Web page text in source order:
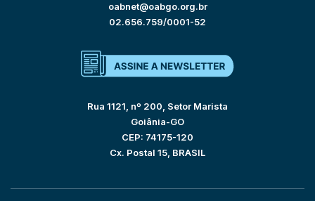
oabnet@oabgo.org.br
02.656.759/0001-52
Rua 1121, nº 200, Setor Marista
Goiânia-GO
CEP: 74175-120
Cx. Postal 15, BRASIL